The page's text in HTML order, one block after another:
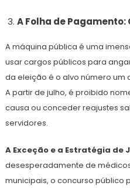
A Folha de
A máquina pública é uma
usar cargos públicos para
da eleição é o alvo número um
A partir de julho, é proibido
causa ou conceder reajustes
servidores.
A Exceção e a Estratégia de
desesperadamente de
municipais, o concurso público